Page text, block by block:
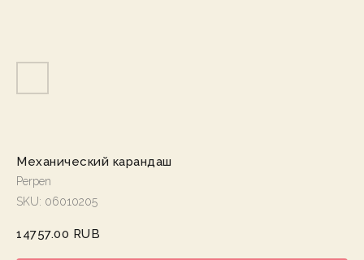
Механический карандаш
Perpen
SKU: 06010205
14757.00 RUB